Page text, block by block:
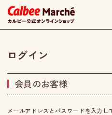
ログイン
会員のお客様
メールアドレスとパスワードを入力し